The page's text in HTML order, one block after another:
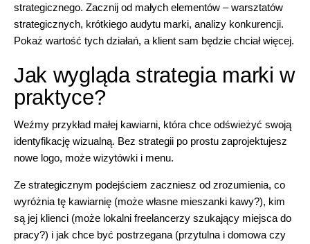
strategicznego. Zacznij od małych elementów – warsztatów
strategicznych, krótkiego audytu marki, analizy konkurencji.
Pokaż wartość tych działań, a klient sam będzie chciał więcej.
Jak wygląda strategia marki w
praktyce?
Weźmy przykład małej kawiarni, która chce odświeżyć swoją
identyfikację wizualną. Bez strategii po prostu zaprojektujesz
nowe logo, może wizytówki i menu.
Ze strategicznym podejściem zaczniesz od zrozumienia, co
wyróżnia tę kawiarnię (może własne mieszanki kawy?), kim
są jej klienci (może lokalni freelancerzy szukający miejsca do
pracy?) i jak chce być postrzegana (przytulna i domowa czy